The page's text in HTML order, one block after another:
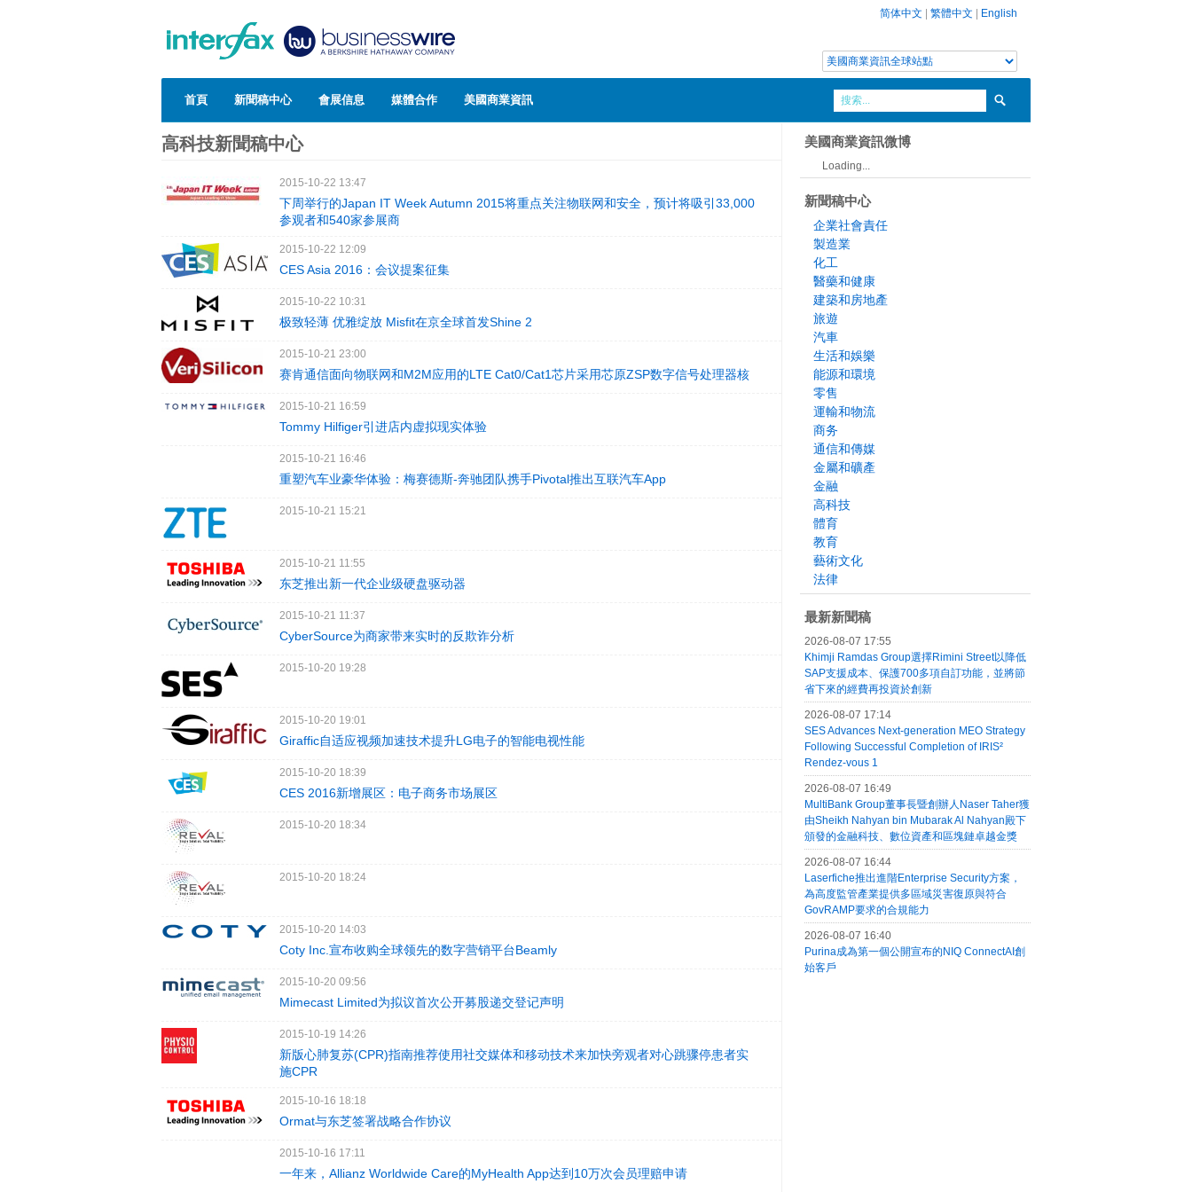
简体中文 繁體中文 English
首頁 新聞稿中心 會展信息 媒體合作 美國商業資訊
高科技新聞稿中心
2015-10-22 13:47
下周举行的Japan IT Week Autumn 2015将重点关注物联网和安全，预计将吸引33,000
参观者和540家参展商
2015-10-22 12:09
CES Asia 2016：会议提案征集
2015-10-22 10:31
极致轻薄 优雅绽放 Misfit在京全球首发Shine 2
2015-10-21 23:00
赛肯通信面向物联网和M2M应用的LTE Cat0/Cat1芯片采用芯原ZSP数字信号处理器核
2015-10-21 16:59
Tommy Hilfiger引进店内虚拟现实体验
2015-10-21 16:46
重塑汽车业豪华体验：梅赛德斯-奔驰团队携手Pivotal推出互联汽车App
2015-10-21 15:21
2015-10-21 11:55
东芝推出新一代企业级硬盘驱动器
2015-10-21 11:37
CyberSource为商家带来实时的反欺诈分析
2015-10-20 19:28
2015-10-20 19:01
Giraffic自适应视频加速技术提升LG电子的智能电视性能
2015-10-20 18:39
CES 2016新增展区：电子商务市场展区
2015-10-20 18:34
2015-10-20 18:24
2015-10-20 14:03
Coty Inc.宣布收购全球领先的数字营销平台Beamly
2015-10-20 09:56
Mimecast Limited为拟议首次公开募股递交登记声明
2015-10-19 14:26
新版心肺复苏(CPR)指南推荐使用社交媒体和移动技术来加快旁观者对心跳骤停患者实
施CPR
2015-10-16 18:18
Ormat与东芝签署战略合作协议
2015-10-16 17:11
一年来，Allianz Worldwide Care的MyHealth App达到10万次会员理赔申请
美國商業資訊微博
Loading...
新聞稿中心
企業社會責任
製造業
化工
醫藥和健康
建築和房地產
旅遊
汽車
生活和娛樂
能源和環境
零售
運輸和物流
商务
通信和傳媒
金屬和礦產
金融
高科技
體育
教育
藝術文化
法律
最新新聞稿
2026-08-07 17:55
Khimji Ramdas Group選擇Rimini Street以降低
SAP支援成本、保護700多項自訂功能，並將節
省下來的經費再投資於創新
2026-08-07 17:14
SES Advances Next-generation MEO Strategy
Following Successful Completion of IRIS²
Rendez-vous 1
2026-08-07 16:49
MultiBank Group董事長暨創辦人Naser Taher獲
由Sheikh Nahyan bin Mubarak Al Nahyan殿下
頒發的金融科技、數位資產和區塊鏈卓越金獎
2026-08-07 16:44
Laserfiche推出進階Enterprise Security方案，
為高度監管產業提供多區域災害復原與符合
GovRAMP要求的合規能力
2026-08-07 16:40
Purina成為第一個公開宣布的NIQ ConnectAI創
始客戶